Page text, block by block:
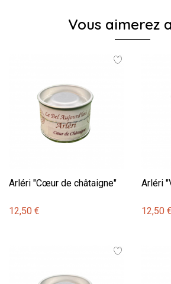
Vous aimerez
Arléri "Cœur de châtaigne"
12,50 €
Arléri
12,50 €